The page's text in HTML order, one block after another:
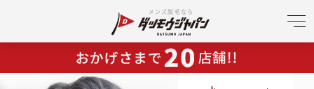
メンズ脱毛なら